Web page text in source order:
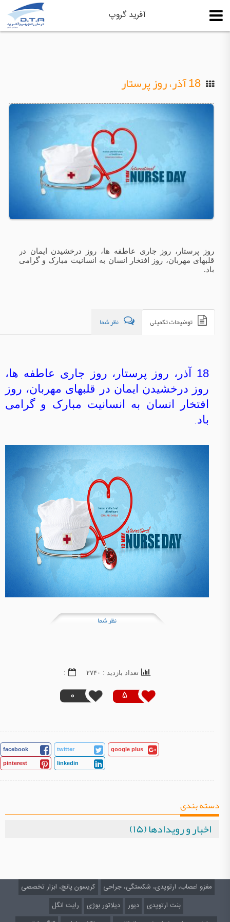
آفرید گروپ
18 آذر، روز پرستار
روز پرستار، روز جاری عاطفه ها، روز درخشیدن ایمان در
قلبهای مهربان، روز افتخار انسان به انسانیت مبارک و گرامی
باد.
توضیحات تکمیلی نظر شما
18 آذر، روز پرستار، روز جاری عاطفه ها،
روز درخشیدن ایمان در قلبهای مهربان، روز
افتخار انسان به انسانیت مبارک و گرامی
باد.
نظر شما
5
0
تعداد بازدید : ۲۷۴۰ :
facebook twitter google plus
pinterest linkedin
دسته بندی
اخبار و رویدادها (۱۵)
مغزو اعصاب، ارتوپدی، شکستگی، جراحی
کریسون پانچ، ابزار تخصصی
بنت ارتوپدی
دیور دیلاتور بوژی
رایت انگل